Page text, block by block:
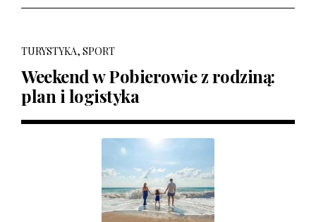
TURYSTYKA, SPORT
Weekend w Pobierowie z rodziną:
plan i logistyka